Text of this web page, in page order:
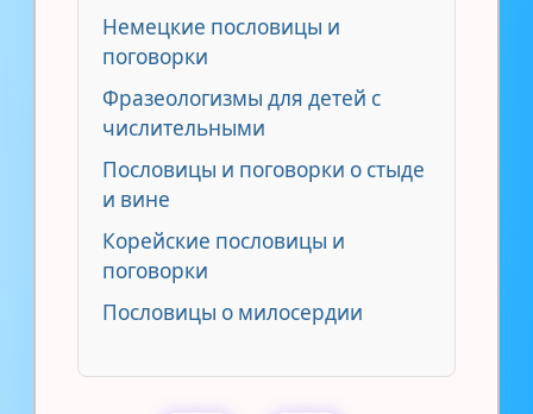
Немецкие пословицы и
поговорки
Фразеологизмы для детей с
числительными
Пословицы и поговорки о стыде
и вине
Корейские пословицы и
поговорки
Пословицы о милосердии